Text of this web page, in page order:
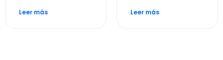
Leer más Leer más